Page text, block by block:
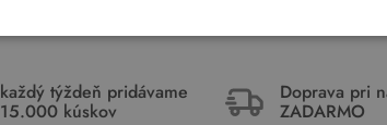
každý týždeň pridávame
15.000 kúskov
Doprava pri
ZADARMO